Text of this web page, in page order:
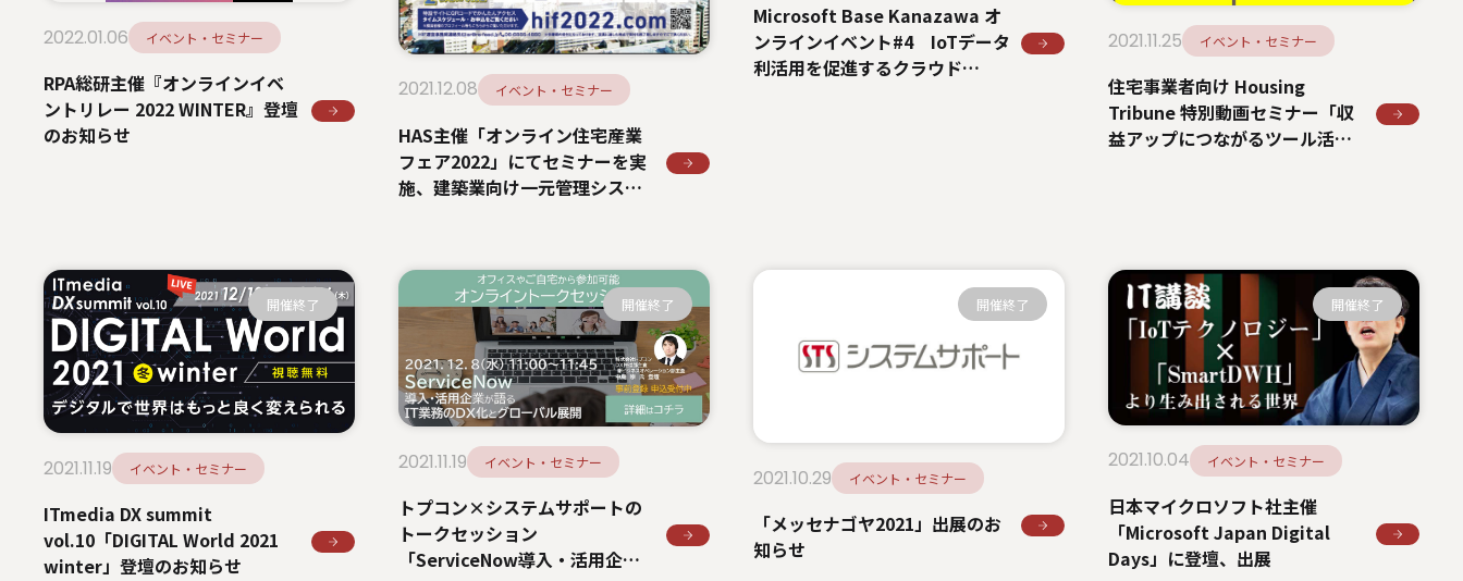
2022.01.06 イベント・セミナー
RPA総研主催『オンラインイベ
ントリレー 2022 WINTER』登壇
のお知らせ
2021.12.08 イベント・セミナー
HAS主催「オンライン住宅産業
フェア2022」にてセミナーを実
施、建築業向け一元管理システ
Microsoft Base Kanazawa オ
ンラインイベント#4 IoTデータ
利活用を促進するクラウド
2021.11.25 イベント・セミナー
住宅事業者向け Housing
Tribune 特別動画セミナー「収
益アップにつながるツール活用
2021.11.19 イベント・セミナー
ITmedia DX summit
vol.10「DIGITAL World 2021
winter」登壇のお知らせ
開催終了
2021.11.19 イベント・セミナー
トプコン×システムサポートの
トークセッション
「ServiceNow導入・活用企業
開催終了
2021.10.29 イベント・セミナー
「メッセナゴヤ2021」出展のお
知らせ
開催終了
2021.10.04 イベント・セミナー
日本マイクロソフト社主催
「Microsoft Japan Digital
Days」に登壇、出展
開催終了